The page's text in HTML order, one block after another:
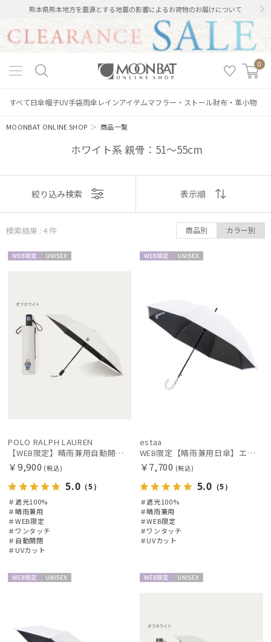
熊本県熊本地方を震源とする地震の影響によるお荷物のお届けについて
0
すべて日傘帽子UV手袋雨傘 レインアイテムマフラー・ストール財布・革小物
MOONBAT ONLINE SHOP ＞商品一覧
ホワイト系 親骨：51～55cm
絞り込み
カテゴリー
ブランド
マフラー・ストール・スカーフ
その他
カラー
在庫表示
表示
おすすめ
順
価格の低い
順
人気順
絞り込み検索 表示順
検索結果 : 4件 商品別 カラー別
POLO RALPH LAUREN
【WEB限定】晴雨兼用自動開閉日傘 ポロ ラルフ ローレン（POLO RALPH LAUREN）ベア 遮光100 UV100 ワンタッチ開閉
￥9,900 (税込)
5.0 （5）
＃遮光100%
＃晴雨兼用
＃WEB限定
＃ワンタッチ
＃自動開閉
＃UVカット
estaa
WEB限定【晴雨兼用日傘】エスタ(estaa)REIKYAKUパラソル 55㎝ ラディクール 遮光100 UV100 ボタンジャンプ
￥7,700 (税込)
5.0 （5）
＃遮光100%
＃晴雨兼用
＃WEB限定
＃ワンタッチ
＃UVカット